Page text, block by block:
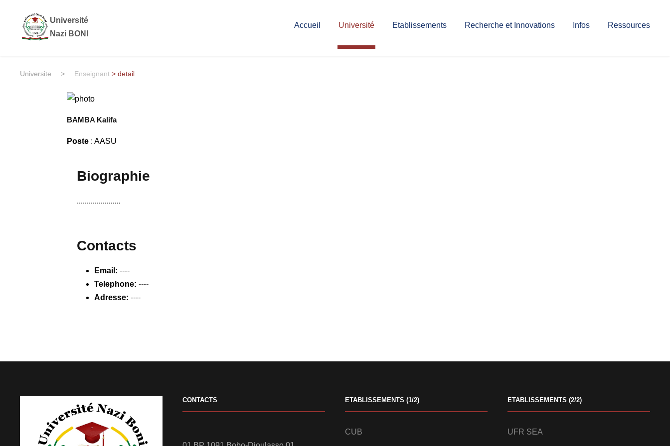
Université
Nazi BONI
Accueil Université Etablissements Recherche et Innovations Infos Ressources
Universite > Enseignant > detail
BAMBA Kalifa
Poste : AASU
Biographie
......................
Contacts
Email: ----
Telephone: ----
Adresse: ----
CONTACTS ETABLISSEMENTS (1/2)
CUB
ETABLISSEMENTS (2/2)
UFR SEA